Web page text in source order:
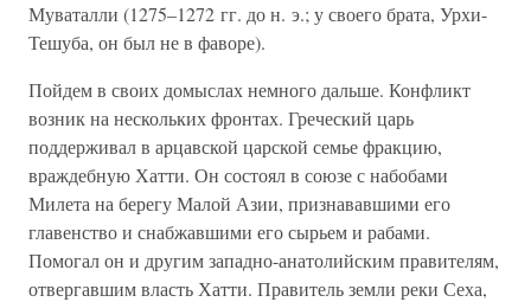
Муваталли (1275–1272 гг. до н. э.; у своего брата, Урхи-
Тешуба, он был не в фаворе).
Пойдем в своих домыслах немного дальше. Конфликт
возник на нескольких фронтах. Греческий царь
поддерживал в арцавской царской семье фракцию,
враждебную Хатти. Он состоял в союзе с набобами
Милета на берегу Малой Азии, признававшими его
главенство и снабжавшими его сырьем и рабами.
Помогал он и другим западно-анатолийским правителям,
отвергавшим власть Хатти. Правитель земли реки Сеха,